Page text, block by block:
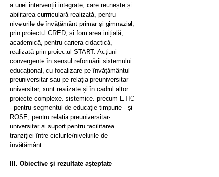
a unei intervenții integrate, care reunește și
abilitarea currriculară realizată, pentru
nivelurile de învățământ primar și gimnazial,
prin proiectul CRED, și formarea inițială,
academică, pentru cariera didactică,
realizată prin proiectul START. Acțiuni
convergente în sensul reformării sistemului
educațional, cu focalizare pe învățământul
preuniversitar sau pe relația preuniversitar-
universitar, sunt realizate și în cadrul altor
proiecte complexe, sistemice, precum ETIC
- pentru segmentul de educație timpurie - și
ROSE, pentru relația preuniversitar-
universitar și suport pentru facilitarea
tranziției între ciclurile/nivelurile de
învățământ.
III. Obiective și rezultate așteptate